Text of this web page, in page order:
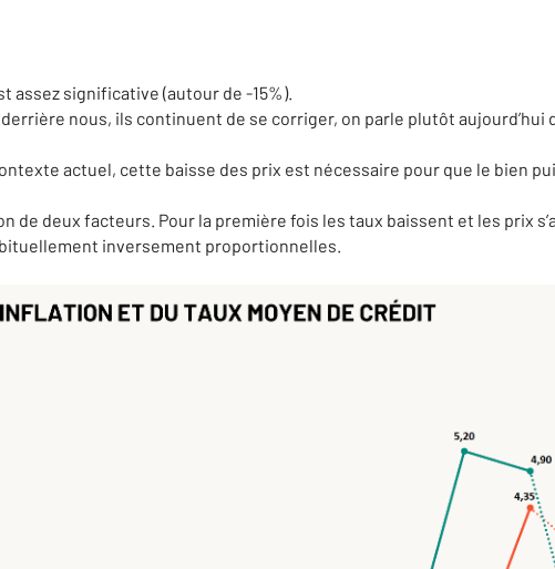
assez significative (autour de -15%).
nous, ils continuent de se corriger, on parle plutôt aujourd’hui
actuel, cette baisse des prix est nécessaire pour que le bien
de deux facteurs. Pour la première fois les taux baissent et les prix
inversement proportionnelles.